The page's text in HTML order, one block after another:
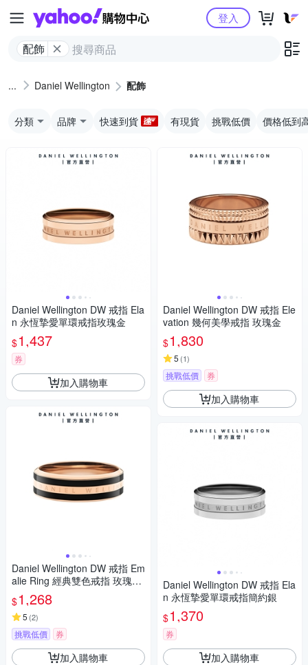
Yahoo購物中心
配飾
登入
Daniel Wellington 配飾
分類 品牌 快速到貨 有現貨 挑戰低價 價格低到
Daniel Wellington DW 戒指 Ela
n 永恆摯愛單環戒指玫瑰金
$1,437
券
加入購物車
Daniel Wellington DW 戒指 Em
alie Ring 經典雙色戒指 玫瑰金
x黑
$1,268
5 (2)
挑戰低價 券
加入購物車
Daniel Wellington DW 戒指 Ele
vation 幾何美學戒指 玫瑰金
$1,830
5 (1)
挑戰低價 券
加入購物車
Daniel Wellington DW 戒指 Ela
n 永恆摯愛單環戒指簡約銀
$1,370
券
加入購物車